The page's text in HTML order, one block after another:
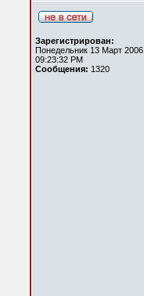
Зарегистрирован:
Понедельник 13 Март 2006
09:23:32 PM
Сообщения: 1320